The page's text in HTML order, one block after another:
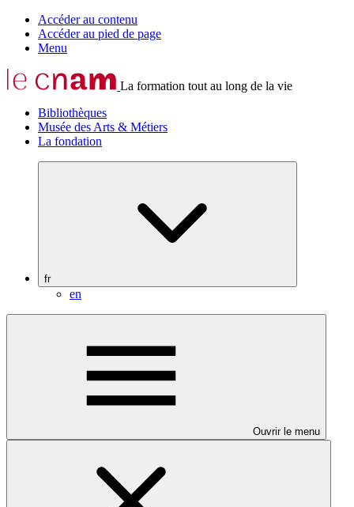
Accéder au contenu
Accéder au pied de page
Menu
La formation tout au long de la vie
Bibliothèques
Musée des Arts & Métiers
La fondation
fr
en
Ouvrir le menu